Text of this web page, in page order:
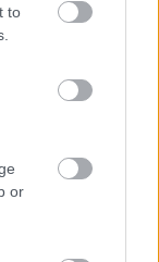
to
or
stazione FS di
ogni 5/10 minuti.